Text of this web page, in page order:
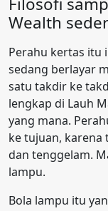
Wealth
Perahu kertas itu
sedang berlayar
satu takdir ke
lengkap di Lauh
yang mana.
ke tujuan, karena
dan tenggelam.
lampu.
Bola lampu itu